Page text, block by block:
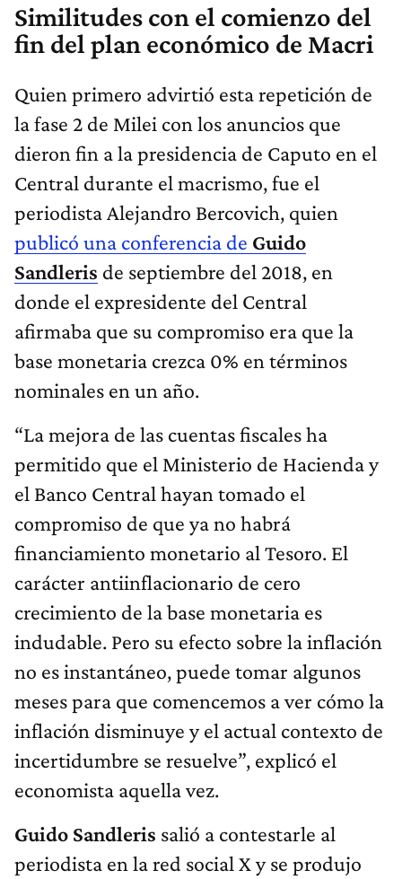
Similitudes con el comienzo del
fin del plan económico de Macri
Quien primero advirtió esta repetición de
la fase 2 de Milei con los anuncios que
dieron fin a la presidencia de Caputo en el
Central durante el macrismo, fue el
periodista Alejandro Bercovich, quien
publicó una conferencia de Guido
Sandleris de septiembre del 2018, en
donde el expresidente del Central
afirmaba que su compromiso era que la
base monetaria crezca 0% en términos
nominales en un año.
“La mejora de las cuentas fiscales ha
permitido que el Ministerio de Hacienda y
el Banco Central hayan tomado el
compromiso de que ya no habrá
financiamiento monetario al Tesoro. El
carácter antiinflacionario de cero
crecimiento de la base monetaria es
indudable. Pero su efecto sobre la inflación
no es instantáneo, puede tomar algunos
meses para que comencemos a ver cómo la
inflación disminuye y el actual contexto de
incertidumbre se resuelve”, explicó el
economista aquella vez.
Guido Sandleris salió a contestarle al
periodista en la red social X y se produjo